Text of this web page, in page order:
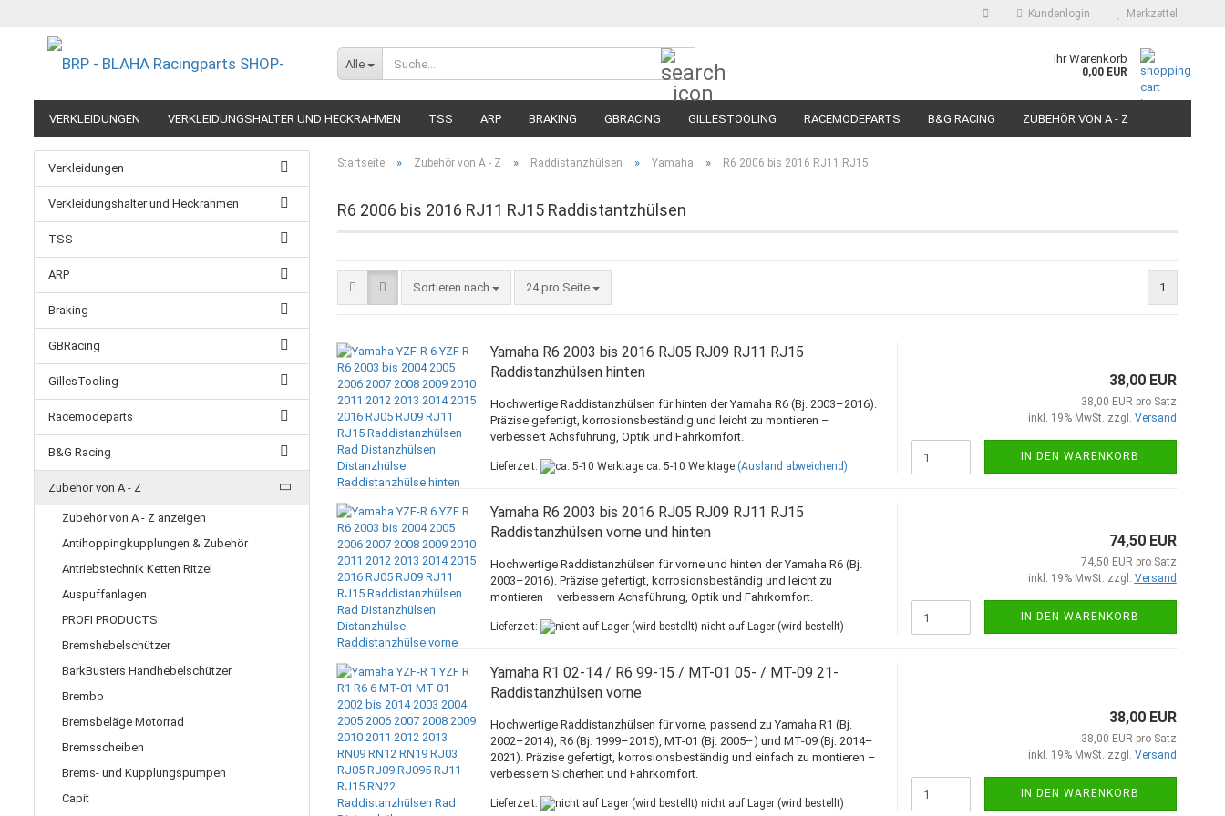
Kundenlogin
Passwort
Konto erstellen
Merkzettel
Alle Ihr Warenkorb
0,00 EUR
VERKLEIDUNGEN VERKLEIDUNGSHALTER UND HECKRAHMEN TSS ARP BRAKING GBRACING GILLESTOOLING RACEMODEPARTS B&G RACING ZUBEHÖR VON A - Z
EXTREME COMPONENTS FELGEN IM MOTORRADRENNSPORT MEGA SALE RENNREIFEN FÜR MOTORRÄDER STRASSENREIFEN FÜR MOTORRÄDER
Startseite » Zubehör von A - Z » Raddistanzhülsen » Yamaha » R6 2006 bis 2016 RJ11 RJ15
R6 2006 bis 2016 RJ11 RJ15 Raddistantzhülsen
Sortieren nach
Sortieren nach 24 pro Seite
pro Seite 1
Yamaha R6 2003 bis 2016 RJ05 RJ09 RJ11 RJ15
Raddistanzhülsen hinten
Hochwertige Raddistanzhülsen für hinten der Yamaha R6 (Bj. 2003–2016).
Präzise gefertigt, korrosionsbeständig und leicht zu montieren –
verbessert Achsführung, Optik und Fahrkomfort.
Lieferzeit: ca. 5-10 Werktage (Ausland abweichend)
38,00 EUR
38,00 EUR pro Satz
inkl. 19% MwSt. zzgl. Versand
IN DEN WARENKORB
Yamaha R6 2003 bis 2016 RJ05 RJ09 RJ11 RJ15
Raddistanzhülsen vorne und hinten
Hochwertige Raddistanzhülsen für vorne und hinten der Yamaha R6 (Bj.
2003–2016). Präzise gefertigt, korrosionsbeständig und leicht zu
montieren – verbessern Achsführung, Optik und Fahrkomfort.
Lieferzeit: nicht auf Lager (wird bestellt)
74,50 EUR
74,50 EUR pro Satz
inkl. 19% MwSt. zzgl. Versand
IN DEN WARENKORB
Yamaha R1 02-14 / R6 99-15 / MT-01 05- / MT-09 21-
Raddistanzhülsen vorne
Hochwertige Raddistanzhülsen für vorne, passend zu Yamaha R1 (Bj.
2002–2014), R6 (Bj. 1999–2015), MT-01 (Bj. 2005–) und MT-09 (Bj. 2014–
2021). Präzise gefertigt, korrosionsbeständig und einfach zu montieren –
verbessern Sicherheit und Fahrkomfort.
Lieferzeit: nicht auf Lager (wird bestellt)
38,00 EUR
38,00 EUR pro Satz
inkl. 19% MwSt. zzgl. Versand
IN DEN WARENKORB
Verkleidungen
Verkleidungshalter und Heckrahmen
TSS
ARP
Braking
GBRacing
GillesTooling
Racemodeparts
B&G Racing
Zubehör von A - Z
Zubehör von A - Z anzeigen
Antihoppingkupplungen & Zubehör
Antriebstechnik Ketten Ritzel
Auspuffanlagen
PROFI PRODUCTS
Bremshebelschützer
BarkBusters Handhebelschützer
Brembo
Bremsbeläge Motorrad
Bremsscheiben
Brems- und Kupplungspumpen
Capit